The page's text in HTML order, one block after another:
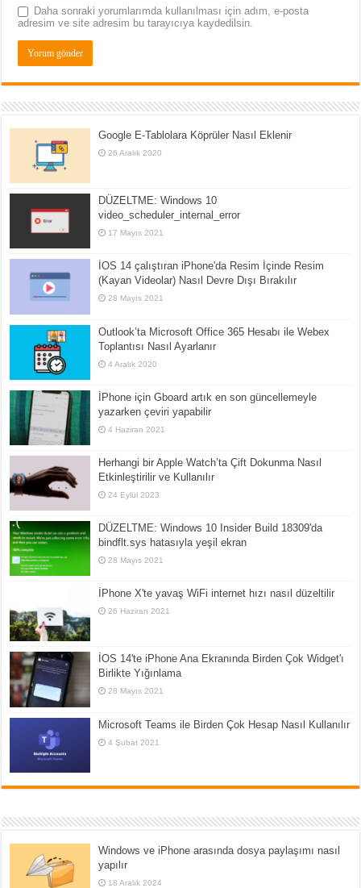
Daha sonraki yorumlarımda kullanılması için adım, e-posta
adresim ve site adresim bu tarayıcıya kaydedilsin.
Google E-Tablolara Köprüler Nasıl Eklenir
26 Aralık 2020
DÜZELTME: Windows 10
video_scheduler_internal_error
17 Mayıs 2021
İOS 14 çalıştıran iPhone'da Resim İçinde Resim
(Kayan Videolar) Nasıl Devre Dışı Bırakılır
28 Mayıs 2021
Outlook’ta Microsoft Office 365 Hesabı ile Webex
Toplantısı Nasıl Ayarlanır
4 Aralık 2020
İPhone için Gboard artık en son güncellemeyle
yazarken çeviri yapabilir
4 Haziran 2021
Herhangi bir Apple Watch’ta Çift Dokunma Nasıl
Etkinleştirilir ve Kullanılır
24 Eylül 2023
DÜZELTME: Windows 10 Insider Build 18309'da
bindflt.sys hatasıyla yeşil ekran
28 Mayıs 2021
İPhone X'te yavaş WiFi internet hızı nasıl düzeltilir
26 Haziran 2021
İOS 14'te iPhone Ana Ekranında Birden Çok Widget'ı
Birlikte Yığınlama
28 Mayıs 2021
Microsoft Teams ile Birden Çok Hesap Nasıl Kullanılır
4 Şubat 2021
Windows ve iPhone arasında dosya paylaşımı nasıl
yapılır
18 Aralık 2024